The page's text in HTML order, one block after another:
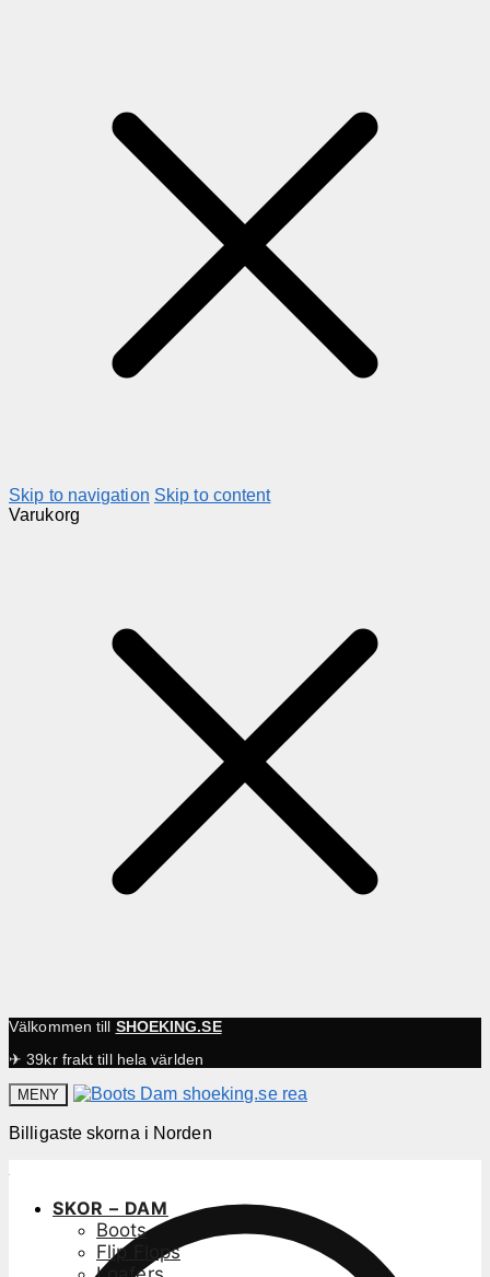
Skip to navigation Skip to content
Varukorg
Välkommen till SHOEKING.SE
✈ 39kr frakt till hela världen
MENY
Billigaste skorna i Norden
SKOR – DAM
Boots
Flip Flops